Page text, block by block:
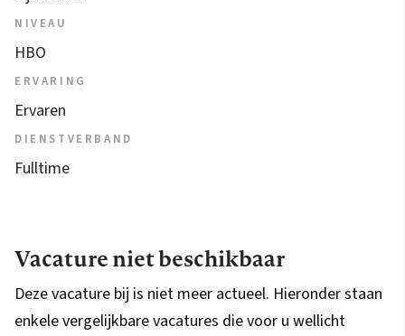
NIVEAU
HBO
ERVARING
Ervaren
DIENSTVERBAND
Fulltime
Vacature niet beschikbaar
Deze vacature bij is niet meer actueel. Hieronder staan
enkele vergelijkbare vacatures die voor u wellicht